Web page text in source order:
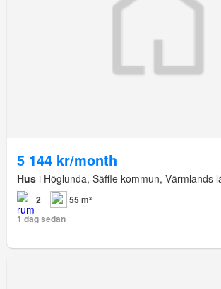
5 144 kr/month
Hus i Höglunda, Säffle kommun, Värmlands
2
55 m²
1 dag sedan